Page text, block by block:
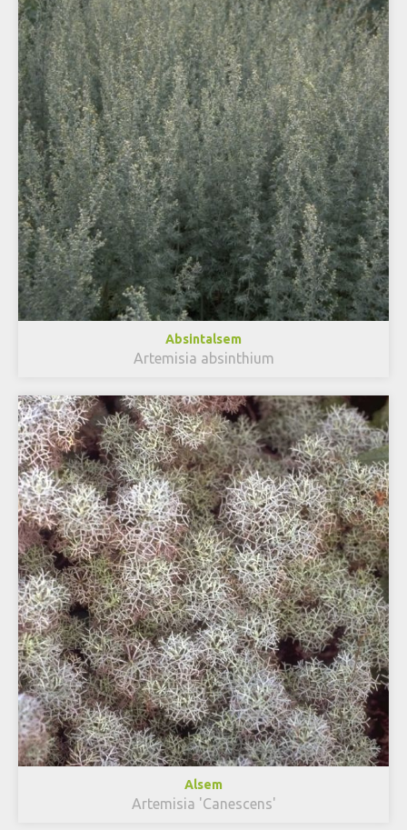
Absintalsem
Artemisia absinthium
Alsem
Artemisia 'Canescens'